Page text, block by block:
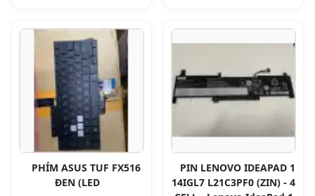
PHÍM ASUS TUF FX516
ĐEN (LED
PIN LENOVO IDEAPAD 1
14IGL7 L21C3PF0 (ZIN) - 4